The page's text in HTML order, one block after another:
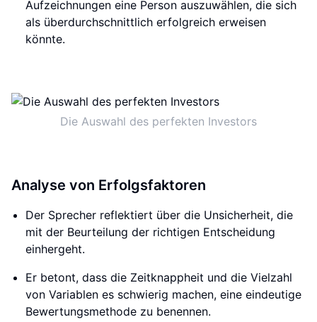
Aufzeichnungen eine Person auszuwählen, die sich
als überdurchschnittlich erfolgreich erweisen
könnte.
Die Auswahl des perfekten Investors
Analyse von Erfolgsfaktoren
Der Sprecher reflektiert über die Unsicherheit, die
mit der Beurteilung der richtigen Entscheidung
einhergeht.
Er betont, dass die Zeitknappheit und die Vielzahl
von Variablen es schwierig machen, eine eindeutige
Bewertungsmethode zu benennen.